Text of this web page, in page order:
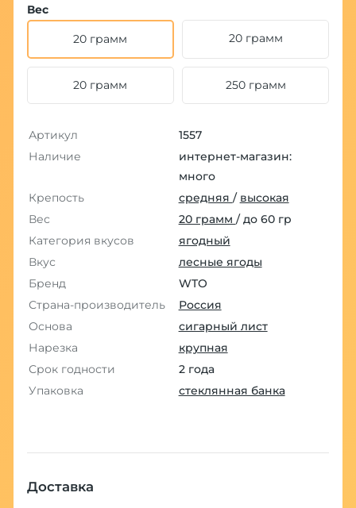
Вес
20 грамм 20 грамм
20 грамм 250 грамм
Артикул
1557
Наличие
интернет-магазин:
много
Крепость
средняя / высокая
Вес
20 грамм / до 60 гр
Категория вкусов
ягодный
Вкус
лесные ягоды
Бренд
WTO
Страна-производитель
Россия
Основа
сигарный лист
Нарезка
крупная
Срок годности
2 года
Упаковка
стеклянная банка
Доставка